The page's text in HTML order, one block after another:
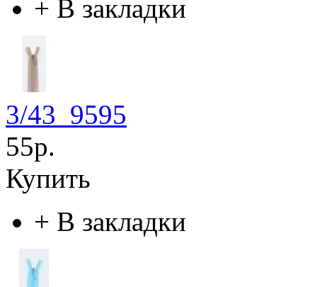
+ В закладки
3/43_9595
55р.
Купить
+ В закладки